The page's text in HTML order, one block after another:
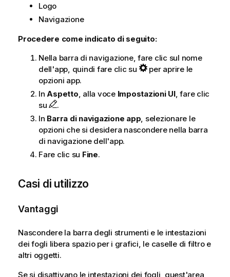
Logo
Navigazione
Procedere come indicato di seguito:
Nella barra di navigazione, fare clic sul nome
dell'app, quindi fare clic su
per aprire le
opzioni app.
InAspetto, alla voce Impostazioni UI, fare clic
su
.
In Barra di navigazione app, selezionare le
opzioni che si desidera nascondere nella barra
di navigazione dell'app.
Fare clic su Fine.
Casi di utilizzo
Vantaggi
Nascondere la barra degli strumenti e le intestazioni
dei fogli libera spazio per i grafici, le caselle di filtro e
altri oggetti.
Se si disattivano le intestazioni dei fogli, quest'area